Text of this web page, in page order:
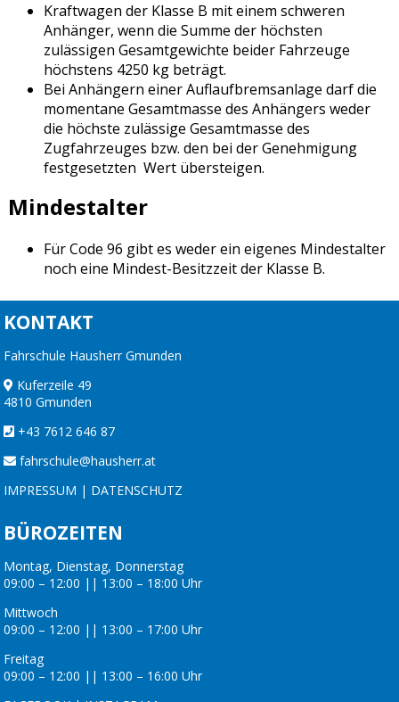
Kraftwagen der Klasse B mit einem schweren
Anhänger, wenn die Summe der höchsten
zulässigen Gesamtgewichte beider Fahrzeuge
höchstens 4250 kg beträgt.
Bei Anhängern einer Auflaufbremsanlage darf die
momentane Gesamtmasse des Anhängers weder
die höchste zulässige Gesamtmasse des
Zugfahrzeuges bzw. den bei der Genehmigung
festgesetzten Wert übersteigen.
Mindestalter
Für Code 96 gibt es weder ein eigenes Mindestalter
noch eine Mindest-Besitzzeit der Klasse B.
KONTAKT
Fahrschule Hausherr Gmunden
Kuferzeile 49
4810 Gmunden
+43 7612 646 87
fahrschule@hausherr.at
IMPRESSUM | DATENSCHUTZ
BÜROZEITEN
Montag, Dienstag, Donnerstag
09:00 – 12:00 || 13:00 – 18:00 Uhr
Mittwoch
09:00 – 12:00 || 13:00 – 17:00 Uhr
Freitag
09:00 – 12:00 || 13:00 – 16:00 Uhr